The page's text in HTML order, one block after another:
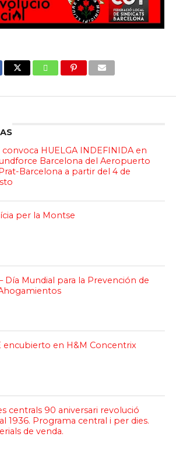
convoca HUELGA INDEFINIDA en
Barcelona del Aeropuerto
Barcelona a partir del 4 de
per la Montse
Día Mundial para la Prevención de
encubierto en H&M Concentrix
centrals 90 aniversari revolució
1936. Programa central i per dies.
de venda.